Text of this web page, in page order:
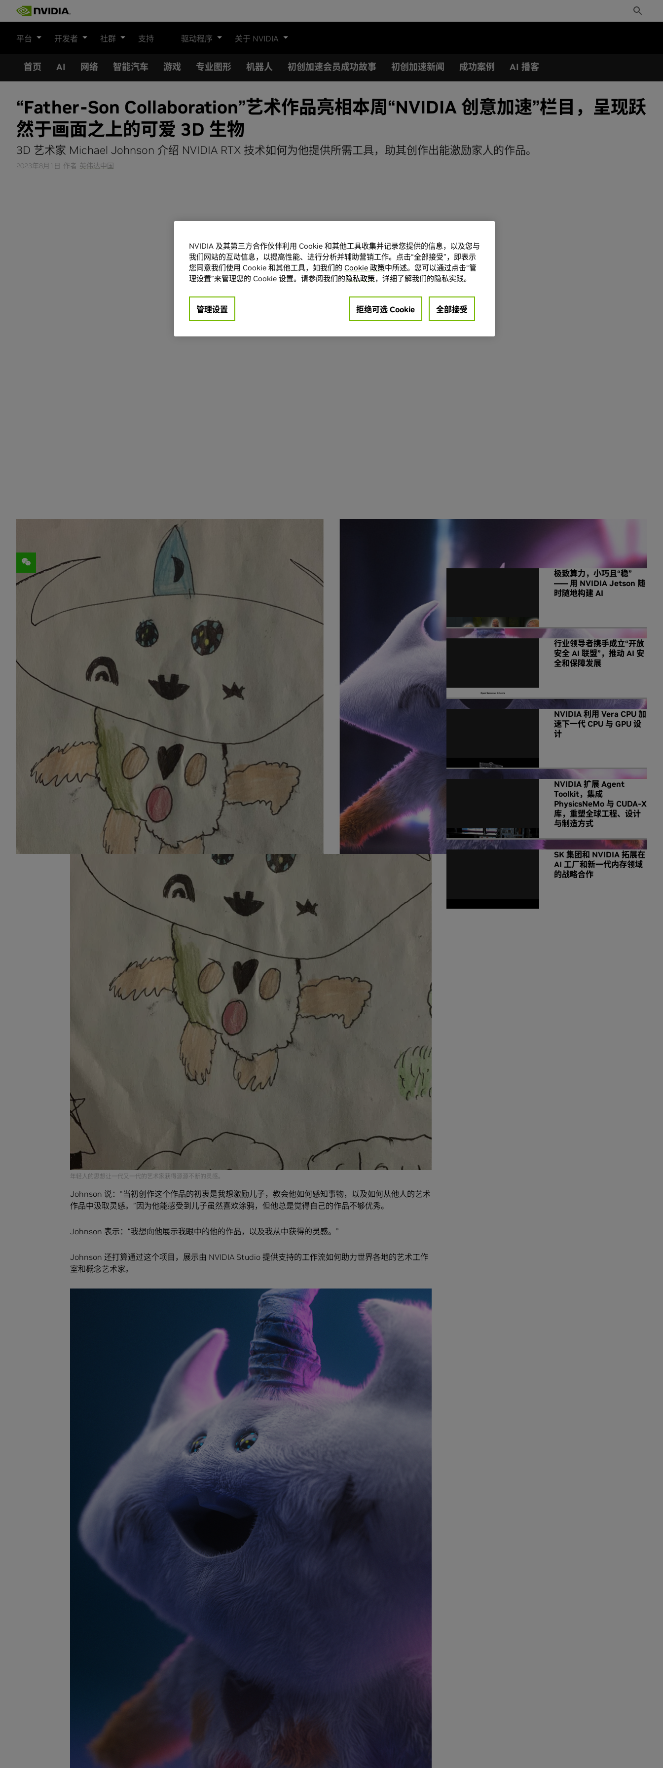
Toggle
Search
平台 开发者 社群 支持 驱动程序 关于 NVIDIA
首页 AI 网络 智能汽车 游戏 专业图形 机器人 初创加速会员成功故事 初创加速新闻 成功案例 AI 播客
“Father-Son Collaboration”艺术作品亮相本周“NVIDIA 创意加速”栏目，呈现跃
然于画面之上的可爱 3D 生物
3D 艺术家 Michael Johnson 介绍 NVIDIA RTX 技术如何为他提供所需工具，助其创作出能激励家人的作品。
2023年8月1日 作者 英伟达中国
编辑注：本文是我们每周发布的 NVIDIA Studio 创意加速
系列栏目的一部分，该系列旨在介绍一些特邀艺
术家、提供创意提示和技巧，并展示
技术如何改善创意工作流。
NVIDIA 首席艺术家兼 3D 专家 Michael Johnson 打造的艺术作品具有精致丰富的细节，不仅在技术层
Father-Son Collaboration
”充分体现了这一点，
该作品从他儿子生动丰富的想象力中汲取灵感，成为本周“
NVIDIA Studio创意加速 ”栏目的精彩亮点。
Johnson 表示：“我喜欢借助艺术为他人带来欢乐和美好的回忆，杰出的艺术作品让我体会到了生而为人
和艺术家的独特之处。艺术可以颠覆人们的看法，让他们产生完全不同的感受。”
年轻人的思想让一代又一代的艺术家获得源源不断的灵感。
Johnson 说：“当初创作这个作品的初衷是我想激励儿子，教会他如何感知事物，以及如何从他人的艺术
作品中汲取灵感。”因为他能感受到儿子虽然喜欢涂鸦，但他总是觉得自己的作品不够优秀。
Johnson 表示：“我想向他展示我眼中的他的作品，以及我从中获得的灵感。”
Johnson 还打算通过这个项目，展示由 NVIDIA Studio 提供支持的工作流如何助力世界各地的艺术工作
室和概念艺术家。
NVIDIA 相关新闻
极致算力，小巧且“稳”
—— 用 NVIDIA Jetson 随
时随地构建 AI
行业领导者携手成立“开放
安全 AI 联盟”，推动 AI 安
全和保障发展
NVIDIA 利用 Vera CPU 加
速下一代 CPU 与 GPU 设
计
NVIDIA 扩展 Agent
Toolkit，集成
PhysicsNeMo 与 CUDA-X
库，重塑全球工程、设计
与制造方式
SK 集团和 NVIDIA 拓展在
AI 工厂和新一代内存领域
的战略合作
NVIDIA 及其第三方合作伙伴利用 Cookie 和其他工具收集并记录您提供的信息，以及您与
我们网站的互动信息，以提高性能、进行分析并辅助营销工作。点击“全部接受”，即表示
您同意我们使用 Cookie 和其他工具，如我们的 Cookie 政策中所述。您可以通过点击“管
理设置”来管理您的 Cookie 设置。请参阅我们的隐私政策，详细了解我们的隐私实践。
管理设置 拒绝可选 Cookie 全部接受